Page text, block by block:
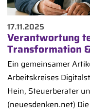
17.11.2025
Verantwortung
Transformation
Ein gemeinsamer
Arbeitskreises
Hein, Steuerberater
(neuesdenken.net)